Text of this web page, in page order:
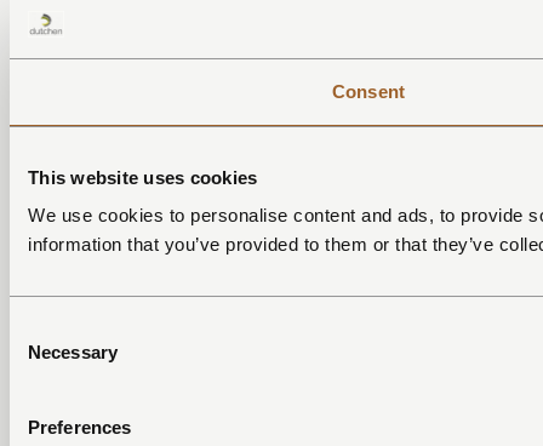
Consent
This website uses cookies
We use cookies to personalise content and ads, to provide
information that you’ve provided to them or that they’ve
Selection
Necessary
Preferences